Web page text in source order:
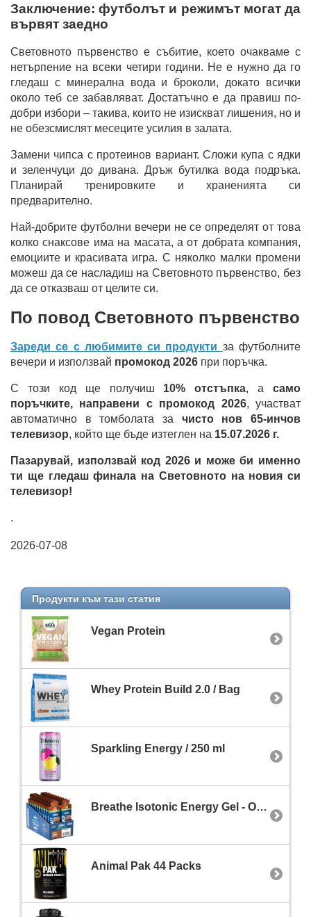
Заключение: футболът и режимът могат да
вървят заедно
Световното първенство е събитие, което очакваме с
нетърпение на всеки четири години. Не е нужно да го
гледаш с минерална вода и броколи, докато всички
около теб се забавляват. Достатъчно е да правиш по-
добри избори – такива, които не изискват лишения, но и
не обезсмислят месеците усилия в залата.
Замени чипса с протеинов вариант. Сложи купа с ядки
и зеленчуци до дивана. Дръж бутилка вода подръка.
Планирай тренировките и храненията си
предварително.
Най-добрите футболни вечери не се определят от това
колко снаксове има на масата, а от добрата компания,
емоциите и красивата игра. С няколко малки промени
можеш да се насладиш на Световното първенство, без
да се отказваш от целите си.
По повод Световното първенство
Зареди се с любимите си продукти за футболните
вечери и използвай промокод 2026 при поръчка.
С този код ще получиш 10% отстъпка, а само
поръчките, направени с промокод 2026, участват
автоматично в томболата за чисто нов 65-инчов
телевизор, който ще бъде изтеглен на 15.07.2026 г.
Пазарувай, използвай код 2026 и може би именно
ти ще гледаш финала на Световното на новия си
телевизор!
.
2026-07-08
Продукти към тази статия
Vegan Protein
Whey Protein Build 2.0 / Bag
Sparkling Energy / 250 ml
Breathe Isotonic Energy Gel - Open Your Airwaves / 20 x 60 g
Animal Pak 44 Packs